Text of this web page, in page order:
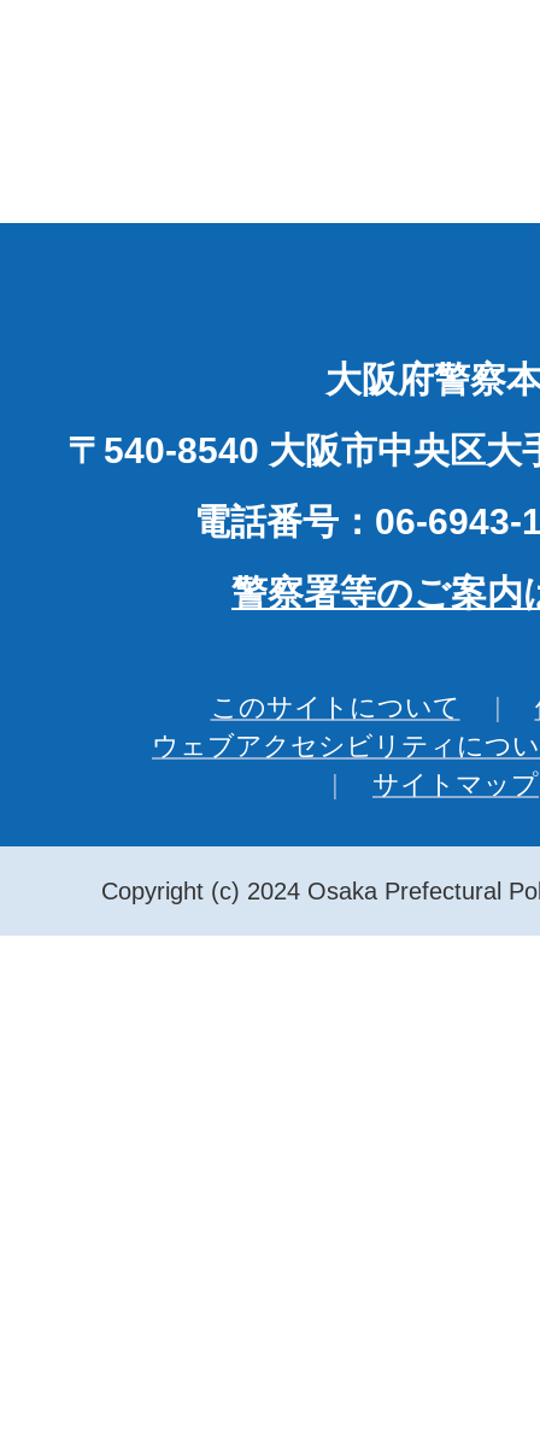
大阪府警察
〒540-8540 大阪市中央区大
電話番号：06-6943-
警察署等のご案内
このサイトについて
ウェブアクセシビリティにつ
サイトマップ
Copyright (c) 2024 Osaka Prefectural